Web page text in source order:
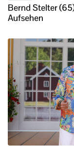
Bernd Stelter
Aufsehen